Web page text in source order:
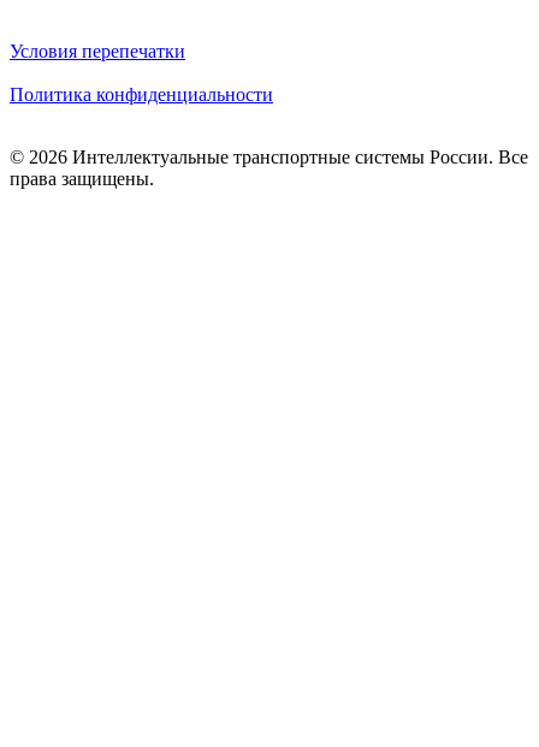
Условия перепечатки
Политика конфиденциальности
© 2026 Интеллектуальные транспортные системы России. Все
права защищены.